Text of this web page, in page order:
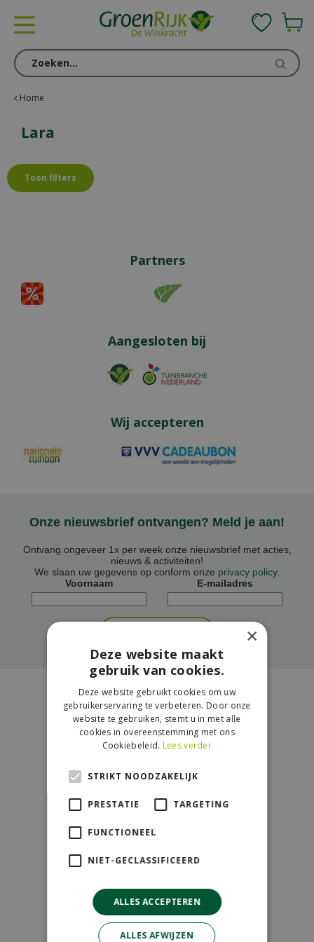
Home
Lara
Toon filters
Partners
Aangesloten bij
Wij accepteren
Onze nieuwsbrief ontvangen? Meld je aan!
Ontvang ongeveer 1x per week onze nieuwsbrief met acties,
nieuws & activiteiten!
We slaan uw gegevens op conform onze privacy policy.
Voornaam
E-mailadres
Contact
GroenRijk de Wilskracht
Donau 119
070-3274501
info@dewilskracht.groenrijk.nl
Openingstijden
Maandag
09:00 - 18:00
Dinsdag
09:00 - 18:00
Woensdag
09:00 - 18:00
Donderdag
09:00 - 18:00
×
Deze website maakt
gebruik van cookies.
Deze website gebruikt cookies om uw
gebruikerservaring te verbeteren. Door onze
website te gebruiken, stemt u in met alle
cookies in overeenstemming met ons
Cookiebeleid. Lees verder
STRIKT NOODZAKELIJK
PRESTATIE TARGETING
FUNCTIONEEL
NIET-GECLASSIFICEERD
ALLES ACCEPTEREN
ALLES AFWIJZEN